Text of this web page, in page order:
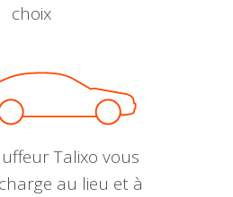
choix
Talixo vous
au lieu et à